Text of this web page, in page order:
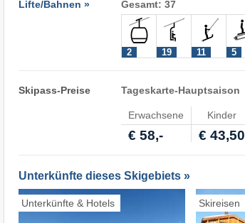
Lifte/Bahnen » Gesamt: 37
2 19 11 5
Skipass-Preise Tageskarte-Hauptsaison
Erwachsene Kinder
€ 58,- € 43,50
Unterkünfte dieses Skigebiets »
Unterkünfte & Hotels Skireisen